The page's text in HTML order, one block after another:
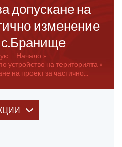
допускане на
изменение
Начало
на територията
на проект за частично...